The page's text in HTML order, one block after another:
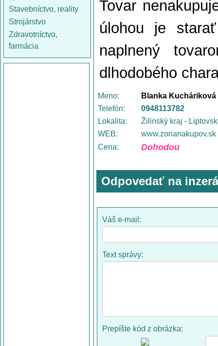
Stavebníctvo, reality
Strojárstvo
Zdravotníctvo,
farmácia
Tovar
úlohou je
naplnený
dlhodobého
Meno:
Blanka Kucháriková
Telefón:
0948113782
Lokalita:
Žilinský kraj -
WEB:
www.zonanakupov.sk
Cena:
Dohodou
Odpovedať na
Váš e-mail:
Text správy:
Prepíšte kód z obrázka: